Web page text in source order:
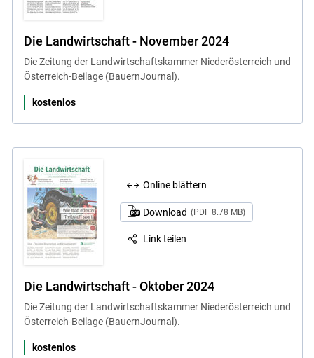
Die Landwirtschaft - November 2024
Die Zeitung der Landwirtschaftskammer Niederösterreich und
Österreich-Beilage (BauernJournal).
kostenlos
Online blättern
Download (PDF 8.78 MB)
Link teilen
Die Landwirtschaft - Oktober 2024
Die Zeitung der Landwirtschaftskammer Niederösterreich und
Österreich-Beilage (BauernJournal).
kostenlos